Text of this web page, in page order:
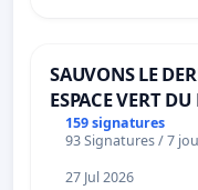
SAUVONS LE
ESPACE VERT
BOUGERIES
159 signatures
93 Signatures / 7
27 Jul 2026